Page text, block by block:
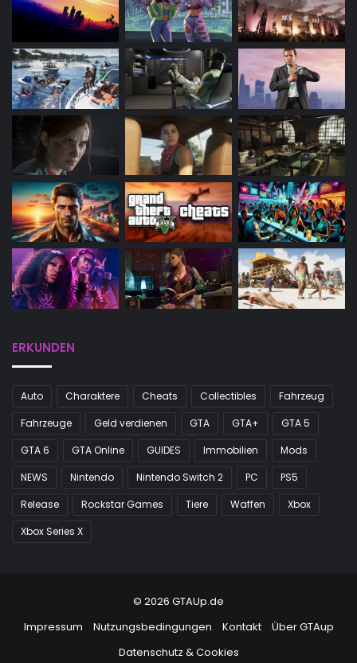
ERKUNDEN
Auto Charaktere Cheats Collectibles
Fahrzeug
Fahrzeuge
Geld verdienen GTA GTA+
GTA 5
GTA 6
GTA Online GUIDES Immobilien
Mods
NEWS
Nintendo Nintendo Switch 2 PC
PS5
Release
Rockstar Games Tiere Waffen
Xbox
Xbox Series X
© 2026 GTAUp.de
Impressum
Nutzungsbedingungen Kontakt
Über GTAup
Datenschutz & Cookies